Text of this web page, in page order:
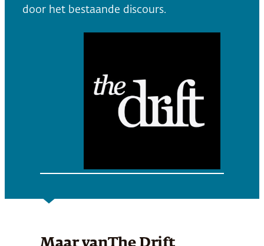
door het bestaande discours.